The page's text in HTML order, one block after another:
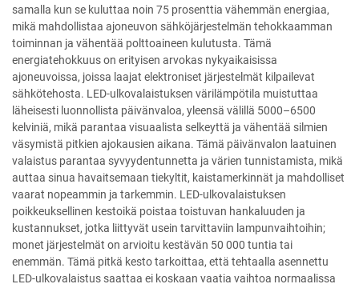
samalla kun se kuluttaa noin 75 prosenttia vähemmän energiaa,
mikä mahdollistaa ajoneuvon sähköjärjestelmän tehokkaamman
toiminnan ja vähentää polttoaineen kulutusta. Tämä
energiatehokkuus on erityisen arvokas nykyaikaisissa
ajoneuvoissa, joissa laajat elektroniset järjestelmät kilpailevat
sähkötehosta. LED-ulkovalaistuksen värilämpötila muistuttaa
läheisesti luonnollista päivänvaloa, yleensä välillä 5000–6500
kelviniä, mikä parantaa visuaalista selkeyttä ja vähentää silmien
väsymistä pitkien ajokausien aikana. Tämä päivänvalon laatuinen
valaistus parantaa syvyydentunnetta ja värien tunnistamista, mikä
auttaa sinua havaitsemaan tiekyltit, kaistamerkinnät ja mahdolliset
vaarat nopeammin ja tarkemmin. LED-ulkovalaistuksen
poikkeuksellinen kestoikä poistaa toistuvan hankaluuden ja
kustannukset, jotka liittyvät usein tarvittaviin lampunvaihtoihin;
monet järjestelmät on arvioitu kestävän 50 000 tuntia tai
enemmän. Tämä pitkä kesto tarkoittaa, että tehtaalla asennettu
LED-ulkovalaistus saattaa ei koskaan vaatia vaihtoa normaalissa